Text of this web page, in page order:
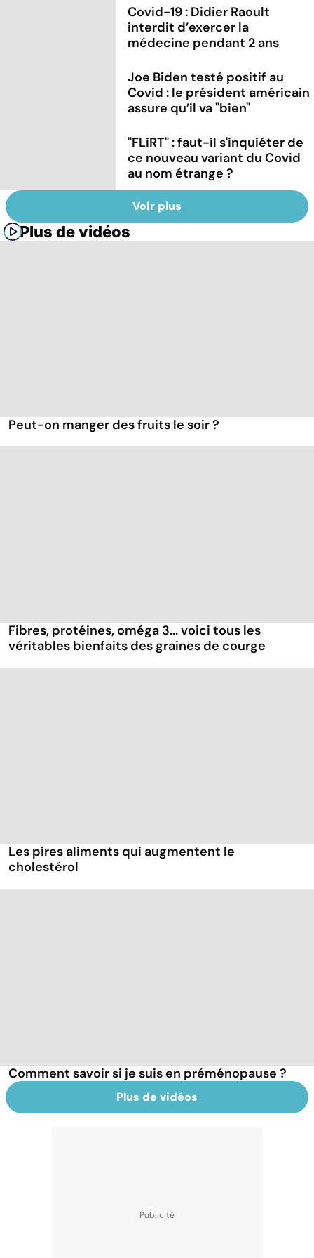
Covid-19 : Didier Raoult
interdit d’exercer la
médecine pendant 2 ans
Joe Biden testé positif au
Covid : le président américain
assure qu’il va "bien"
"FLiRT" : faut-il s'inquiéter de
ce nouveau variant du Covid
au nom étrange ?
Voir plus
Plus de vidéos
Peut-on manger des fruits le soir ?
Fibres, protéines, oméga 3... voici tous les
véritables bienfaits des graines de courge
Les pires aliments qui augmentent le
cholestérol
Comment savoir si je suis en préménopause ?
Plus de vidéos